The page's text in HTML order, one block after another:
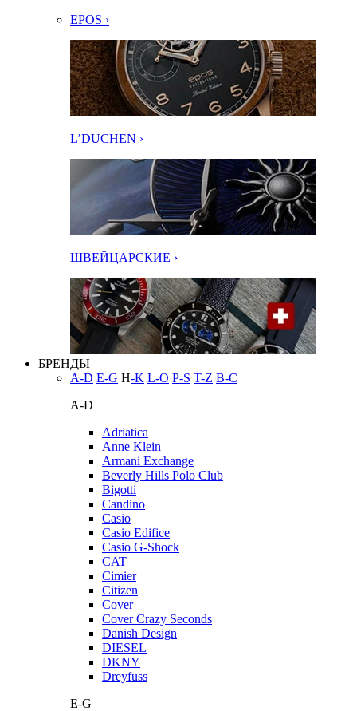
EPOS ›
L’DUCHEN ›
ШВЕЙЦАРСКИЕ ›
БРЕНДЫ
A-D E-G H-K L-O P-S T-Z В-С
A-D
Adriatica
Anne Klein
Armani Exchange
Beverly Hills Polo Club
Bigotti
Candino
Casio
Casio Edifice
Casio G-Shock
CAT
Cimier
Citizen
Cover
Cover Crazy Seconds
Danish Design
DIESEL
DKNY
Dreyfuss
E-G